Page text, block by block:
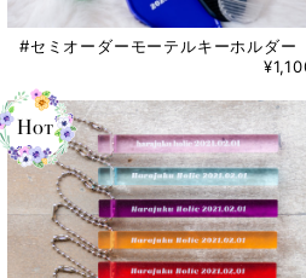
#セミオーダーモーテルキーホルダー